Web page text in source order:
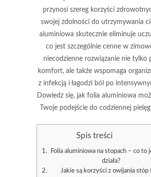
przynosi szereg korzyści
swojej zdolności do utrzymywania
aluminiowa skutecznie eliminuje
co jest szczególnie cenne w
niecodzienne rozwiązanie nie tylko
komfort, ale także wspomaga
z infekcją i łagodzi ból po
Dowiedz się, jak folia aluminiowa
Twoje podejście do codziennej
Spis treści
Folia aluminiowa na stopach – co to
działa?
Jakie są korzyści z owijania stóp